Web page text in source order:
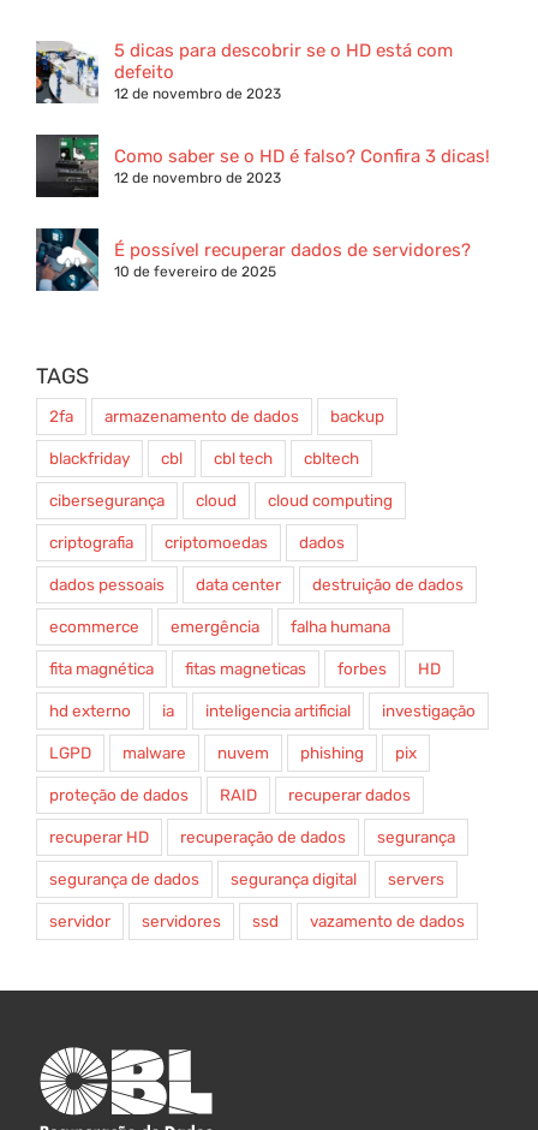
5 dicas para descobrir se o HD está com
defeito
12 de novembro de 2023
Como saber se o HD é falso? Confira 3 dicas!
12 de novembro de 2023
É possível recuperar dados de servidores?
10 de fevereiro de 2025
TAGS
2fa armazenamento de dados backup
blackfriday cbl cbl tech cbltech
cibersegurança cloud cloud computing
criptografia criptomoedas dados
dados pessoais data center destruição de dados
ecommerce emergência falha humana
fita magnética fitas magneticas forbes HD
hd externo ia inteligencia artificial investigação
LGPD malware nuvem phishing pix
proteção de dados RAID recuperar dados
recuperar HD recuperação de dados segurança
segurança de dados segurança digital servers
servidor servidores ssd vazamento de dados